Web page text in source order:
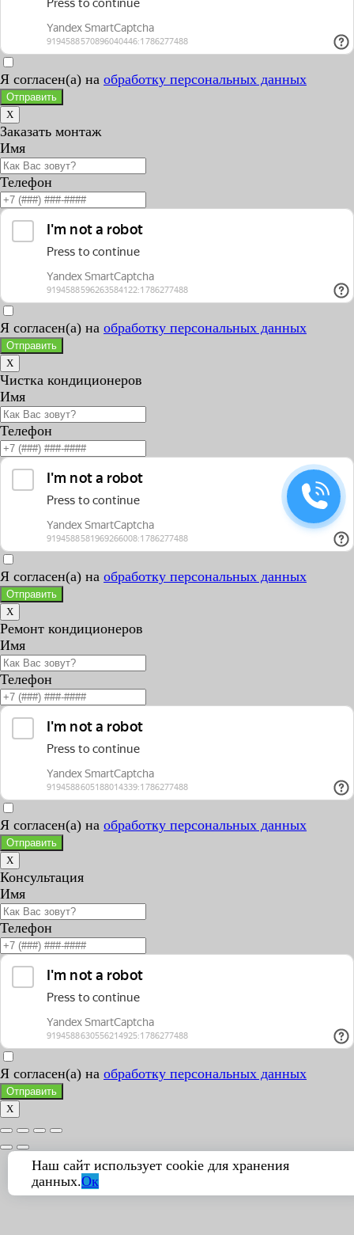
Я согласен(а) на обработку персональных данных
Отправить
X
Заказать монтаж
Имя
Телефон
Я согласен(а) на обработку персональных данных
Отправить
X
Чистка кондиционеров
Имя
Телефон
Я согласен(а) на обработку персональных данных
Отправить
X
Ремонт кондиционеров
Имя
Телефон
Я согласен(а) на обработку персональных данных
Отправить
X
Консультация
Имя
Телефон
Я согласен(а) на обработку персональных данных
Отправить
X
Наш сайт использует cookie для хранения
данных.Ок